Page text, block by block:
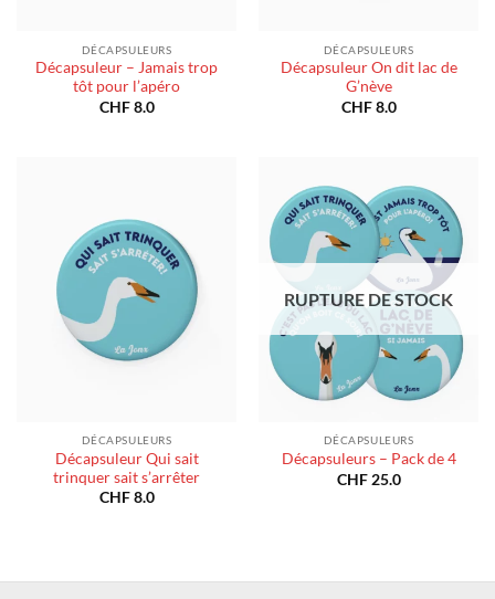
DÉCAPSULEURS
Décapsuleur – Jamais trop
tôt pour l’apéro
CHF8.0
DÉCAPSULEURS
Décapsuleur On dit lac de
G’nève
CHF8.0
DÉCAPSULEURS
Décapsuleur Qui sait
trinquer sait s’arrêter
CHF8.0
RUPTURE DE STOCK
DÉCAPSULEURS
Décapsuleurs – Pack de 4
CHF25.0